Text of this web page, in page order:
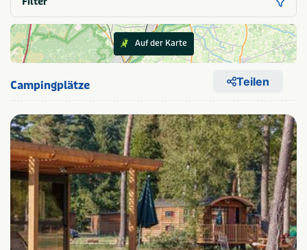
Auf der Karte
Campingplätze Teilen